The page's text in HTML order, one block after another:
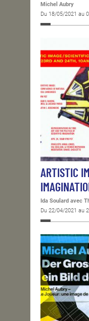
Michel Aubry
Du 18/05/2021 au
ARTISTIC
Ida Soulard avec
Du 22/04/2021 au